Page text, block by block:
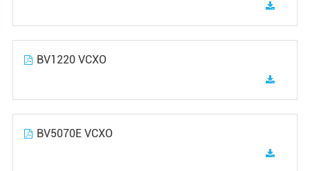
BV1220 VCXO
BV5070E VCXO